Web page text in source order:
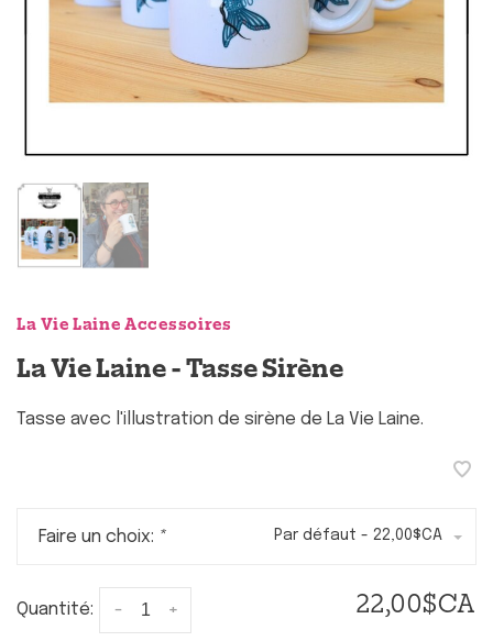
La Vie Laine Accessoires
La Vie Laine - Tasse Sirène
Tasse avec l'illustration de sirène de La Vie Laine.
Faire un choix: * Par défaut - 22,00$CA
Quantité: +
- 22,00$CA